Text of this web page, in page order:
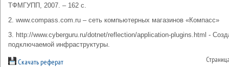
ТФМГУПП, 2007. – 162 c.
2. www.compass.com.ru – сеть компьютерных магазинов «Компасс»
3. http://www.cyberguru.ru/dotnet/reflection/application-plugins.html -
подключаемой инфраструктуры.
Скачать реферат